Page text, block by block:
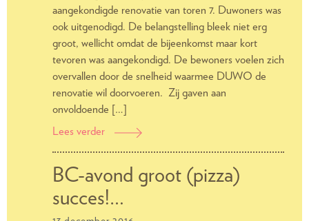
aangekondigde renovatie van toren 7. Duwoners was
ook uitgenodigd. De belangstelling bleek niet erg
groot, wellicht omdat de bijeenkomst maar kort
tevoren was aangekondigd. De bewoners voelen zich
overvallen door de snelheid waarmee DUWO de
renovatie wil doorvoeren. Zij gaven aan
onvoldoende […]
Lees verder
Moeten
toren
7
BC-avond groot (pizza)
succes!…